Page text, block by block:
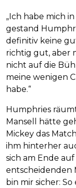
„Ich habe mich
gestand
definitiv keine
richtig gut, aber
nicht auf die
meine wenigen
habe.“
Humphries
Mansell hätte
Mickey das
ihm hinterher
sich am Ende auf
entscheidenden
bin mir sicher: